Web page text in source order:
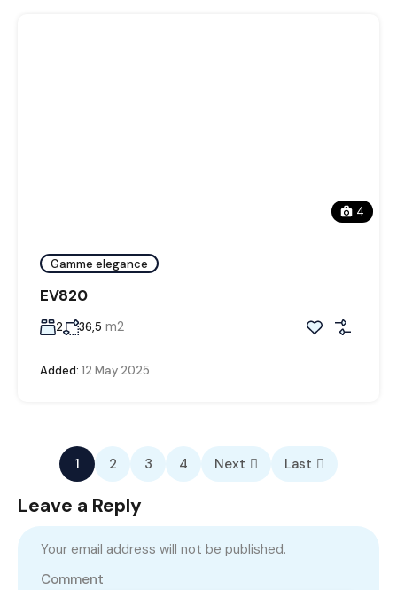
4
Gamme elegance
EV820
2 36,5 m2
Added: 12 May 2025
1 2 3 4 Next Last
Leave a Reply
Your email address will not be published.
Comment